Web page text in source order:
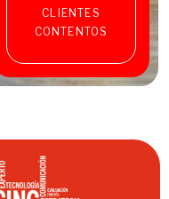
CLIENTES
CONTENTOS